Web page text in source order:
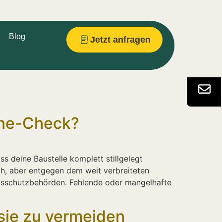
Blog Jetzt anfragen
Check?
deine Baustelle komplett stillgelegt
aber entgegen dem weit verbreiteten
Fehlende oder mangelhafte
zu vermeiden